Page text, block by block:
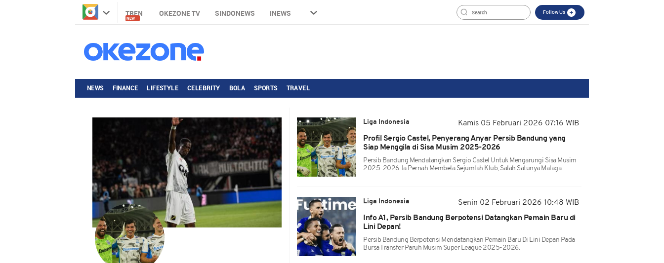
TREN
NEW
OKEZONE TV SINDONEWS INEWS Follow Us
NEWS FINANCE LIFESTYLE CELEBRITY BOLA SPORTS TRAVEL
Liga Indonesia
Kamis 05 Februari 2026 07:16 WIB
Profil Sergio Castel, Penyerang Anyar Persib Bandung yang
Siap Menggila di Sisa Musim 2025-2026
Persib Bandung Mendatangkan Sergio Castel Untuk Mengarungi Sisa Musim
2025-2026. Ia Pernah Membela Sejumlah Klub, Salah Satunya Malaga.
Liga Indonesia
Senin 02 Februari 2026 10:48 WIB
Info A1, Persib Bandung Berpotensi Datangkan Pemain Baru di
Lini Depan!
Persib Bandung Berpotensi Mendatangkan Pemain Baru Di Lini Depan Pada
Bursa Transfer Paruh Musim Super League 2025-2026.